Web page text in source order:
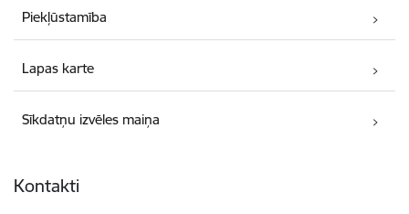
Piekļūstamība
Lapas karte
Sīkdatņu izvēles maiņa
Kontakti